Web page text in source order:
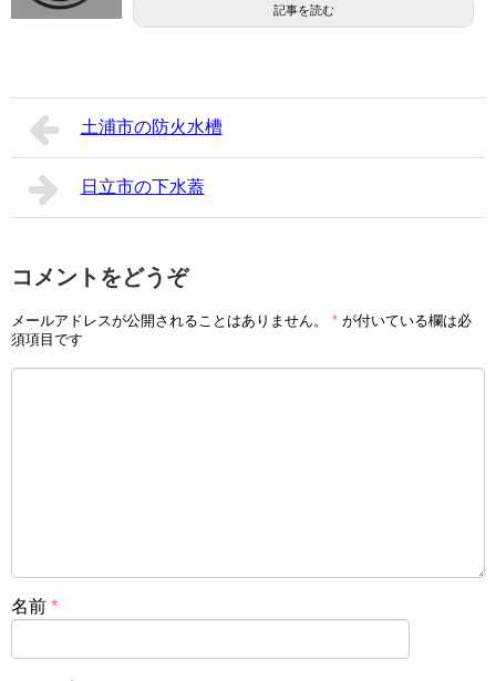
記事を読む
土浦市の防火水槽
日立市の下水蓋
コメントをどうぞ
メールアドレスが公開されることはありません。 * が付いている欄は必
須項目です
名前 *